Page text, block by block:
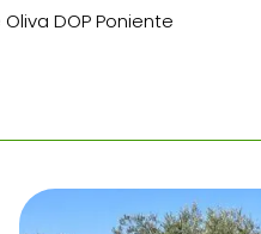
DOP Poniente